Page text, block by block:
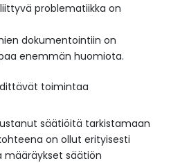
problematiikka on
dokumentointiin on
enemmän huomiota.
toimintaa
säätiöitä tarkistamaan
on ollut erityisesti
määräykset säätiön